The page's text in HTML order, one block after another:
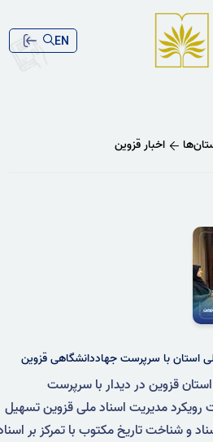
EN
اخبار قزوین
استان با سرپرست جهاددانشگاهی قزوین
قزوین در دیدار با سرپرست
مدیریت اسناد ملی قزوین تسهیل
و شناخت تاریخ مکتوب با تمرکز بر